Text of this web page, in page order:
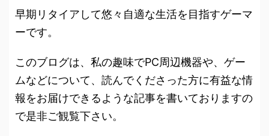
早期リタイアして悠々自適な生活を目指すゲーマ
ーです。
このブログは、私の趣味でPC周辺機器や、ゲー
ムなどについて、読んでくださった方に有益な情
報をお届けできるような記事を書いておりますの
で是非ご観覧下さい。